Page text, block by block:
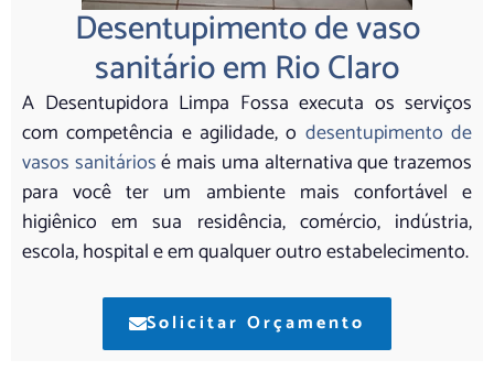
Desentupimento de vaso
sanitário em Rio Claro
A Desentupidora Limpa Fossa executa os serviços
com competência e agilidade, o desentupimento de
vasos sanitáriosé mais uma alternativa que trazemos
para você ter um ambiente mais confortável e
higiênico em sua residência, comércio, indústria,
escola, hospital e em qualquer outro estabelecimento.
Solicitar Orçamento